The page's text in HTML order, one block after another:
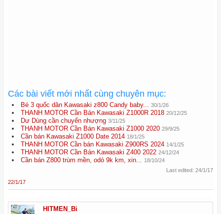
Các bài viết mới nhất cùng chuyên mục:
Bé 3 quốc dân Kawasaki z800 Candy baby... 30/1/26
THANH MOTOR Cần Bán Kawasaki Z1000R 2018 20/12/25
Dư Dùng cần chuyển nhượng 3/11/25
THANH MOTOR Cần Bán Kawasaki Z1000 2020 29/9/25
Cần bán Kawasaki Z1000 Date 2014 18/1/25
THANH MOTOR Cần bán Kawasaki Z900RS 2024 14/1/25
THANH MOTOR Cần Bán Kawasaki Z400 2022 24/12/24
Cần bán Z800 trùm mền, odó 9k km, xin...
18/10/24
Last edited: 24/1/17
22/1/17
HITMEN_Bi